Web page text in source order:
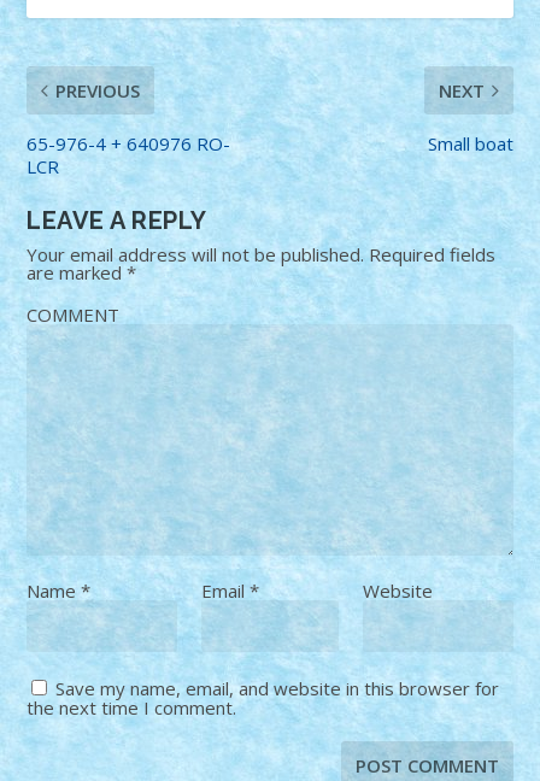
PREVIOUS
65-976-4 + 640976 RO-
LCR
NEXT
Small boat
LEAVE A REPLY
Your email address will not be published. Required fields
are marked*
COMMENT
Name* Email * Website
Save my name, email, and website in this browser for
the next time I comment.